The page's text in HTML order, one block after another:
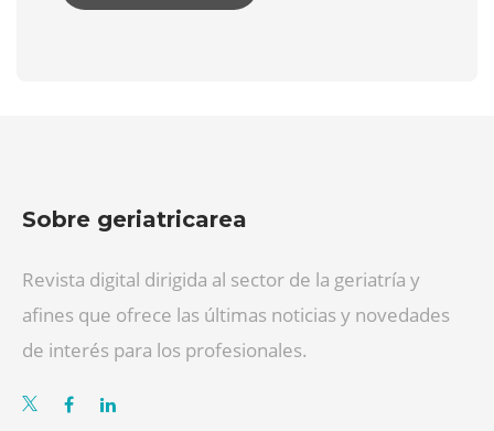
Sobre geriatricarea
Revista digital dirigida al sector de la geriatría y
afines que ofrece las últimas noticias y novedades
de interés para los profesionales.